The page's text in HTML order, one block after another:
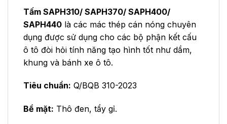
Tấm SAPH310/ SAPH370/ SAPH400/
SAPH440 là các mác thép cán nóng chuyên
dụng được sử dụng cho các bộ phận kết cấu
ô tô đòi hỏi tính năng tạo hình tốt như dầm,
khung và bánh xe ô tô.
Tiêu chuẩn: Q/BQB 310-2023
Bề mặt: Thô đen, tẩy gỉ.